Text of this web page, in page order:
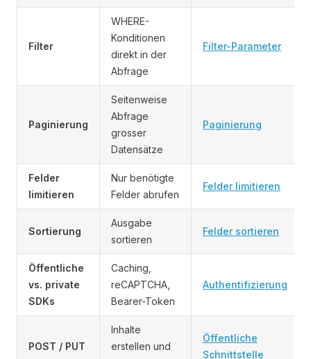
Filter
WHERE-
Konditionen
direkt in der
Abfrage
Filter-Parameter
Paginierung
Seitenweise
Abfrage
grosser
Datensätze
Paginierung
Felder
limitieren
Nur benötigte
Felder abrufen
Felder limitieren
Sortierung
Ausgabe
sortieren
Felder sortieren
Öffentliche
vs. private
SDKs
Caching,
reCAPTCHA,
Bearer-Token
Authentifizierung
POST / PUT
Inhalte
erstellen und
Öffentliche
Schnittstelle